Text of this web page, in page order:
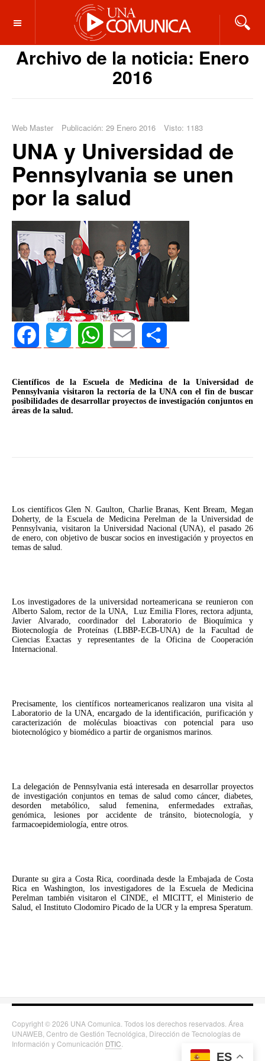
OFF CANVAS
Archivo de la noticia: Enero
2016
Web Master Publicación: 29 Enero 2016 Visto: 1183
UNA y Universidad de
Pennsylvania se unen
por la salud
Científicos de la Escuela de Medicina de la Universidad de
Pennsylvania visitaron la rectoría de la UNA con el fin de buscar
posibilidades de desarrollar proyectos de investigación conjuntos en
áreas de la salud.
Los científicos Glen N. Gaulton, Charlie Branas, Kent Bream, Megan
Doherty, de la Escuela de Medicina Perelman de la Universidad de
Pennsylvania, visitaron la Universidad Nacional (UNA), el pasado 26
de enero, con objetivo de buscar socios en investigación y proyectos en
temas de salud.
Los investigadores de la universidad norteamericana se reunieron con
Alberto Salom, rector de la UNA, Luz Emilia Flores, rectora adjunta,
Javier Alvarado, coordinador del Laboratorio de Bioquímica y
Biotecnología de Proteínas (LBBP-ECB-UNA) de la Facultad de
Ciencias Exactas y representantes de la Oficina de Cooperación
Internacional.
Precisamente, los científicos norteamericanos realizaron una visita al
Laboratorio de la UNA, encargado de la identificación, purificación y
caracterización de moléculas bioactivas con potencial para uso
biotecnológico y biomédico a partir de organismos marinos.
La delegación de Pennsylvania está interesada en desarrollar proyectos
de investigación conjuntos en temas de salud como cáncer, diabetes,
desorden metabólico, salud femenina, enfermedades extrañas,
genómica, lesiones por accidente de tránsito, biotecnología, y
farmacoepidemiología, entre otros.
Durante su gira a Costa Rica, coordinada desde la Embajada de Costa
Rica en Washington, los investigadores de la Escuela de Medicina
Perelman también visitaron el CINDE, el MICITT, el Ministerio de
Salud, el Instituto Clodomiro Picado de la UCR y la empresa Speratum.
ES
Copyright © 2026 UNA Comunica. Todos los derechos reservados. Área
UNAWEB, Centro de Gestión Tecnológica, Dirección de Tecnologías de
Información y Comunicación DTIC